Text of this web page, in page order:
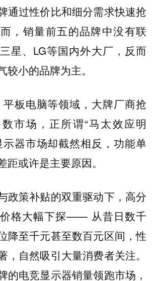
通过性价比和细分需求快速抢
，销量前五的品牌中没有联
星、LG等国内外大厂，反而
较小的品牌为主。
板电脑等领域，大牌厂商抢
市场，正所谓“马太效应明
示器市场却截然相反，功能单
距或许是主要原因。
政策补贴的双重驱动下，高分
格大幅下探—— 从昔日数千
降至千元甚至数百元区间，性
，自然吸引大量消费者关注。
的电竞显示器销量领跑市场，